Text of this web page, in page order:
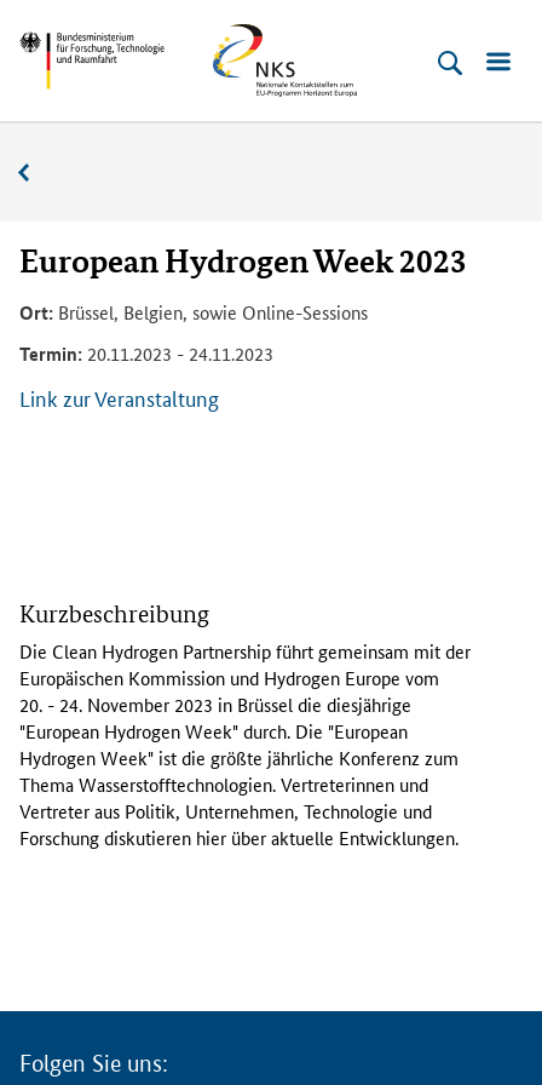
zum
Inhalt
(Eingabetaste)
zum
Hauptmenu
(Eingabetaste)
zur
Suche
(Eingabetaste)
zur
Fußleiste
(Enter)
Bundesministerium
Technologie
Raumfahrt
Horizont
Europa
European Hydrogen Week 2023
Ort: Brüssel, Belgien, sowie Online-Sessions
Termin: 20.11.2023 - 24.11.2023
Link zur Veranstaltung
e
"
E
u
r
o
p
e
a
e
n
Kurzbeschreibung
Die Clean Hydrogen Partnershipführt gemeinsam mit der
Europäischen Kommission und Hydrogen Europe vom
20. - 24. November 2023 in Brüssel die diesjährige
"European Hydrogen Week" durch. Die "European
Hydrogen Week" ist die größte jährliche Konferenz zum
Thema Wasserstofftechnologien. Vertreterinnen und
Vertreter aus Politik, Unternehmen, Technologie und
Forschung diskutieren hier über aktuelle Entwicklungen.
Folgen Sie uns: